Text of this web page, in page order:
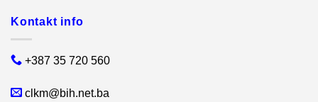
Kontakt info
+387 35 720 560
clkm@bih.net.ba